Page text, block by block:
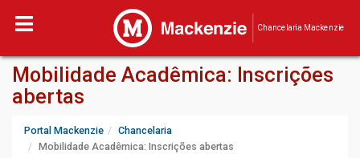
Chancelaria Mackenzie
Mobilidade Acadêmica: Inscrições
abertas
Portal Mackenzie
Chancelaria
Mobilidade Acadêmica: Inscrições abertas